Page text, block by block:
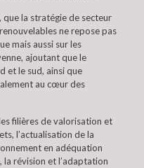
que la stratégie de secteur
ne repose pas
mais aussi sur les
ajoutant que le
et le sud, ainsi que
au cœur des
filières de valorisation et
l’actualisation de la
en adéquation
la révision et l’adaptation